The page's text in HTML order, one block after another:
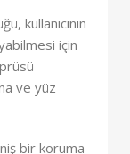
kullanıcının
için
ve yüz
bir koruma